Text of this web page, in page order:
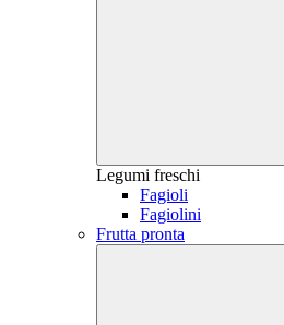
Legumi freschi
Fagioli
Fagiolini
Frutta pronta